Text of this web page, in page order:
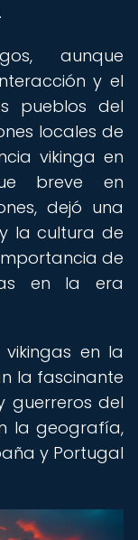
aunque
y el
pueblos del
locales de
vikinga en
breve en
dejó una
la cultura de
de
en la era
en la
la fascinante
guerreros del
la geografía,
y Portugal